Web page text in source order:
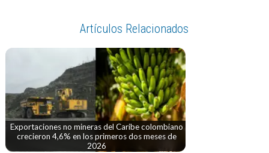
Artículos Relacionados
Exportaciones no mineras del Caribe colombiano
crecieron 4,6% en los primeros dos meses de
2026